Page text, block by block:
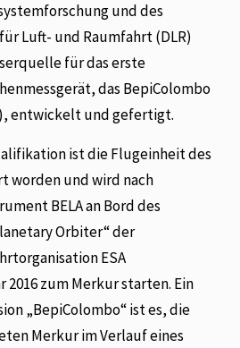
und des
Luft- und Raumfahrt (DLR)
für das erste
das BepiColombo
entwickelt und gefertigt.
ist die Flugeinheit des
worden und wird nach
BELA an Bord des
Orbiter“ der
ESA
2016 zum Merkur starten. Ein
„BepiColombo“ ist es, die
Merkur im Verlauf eines